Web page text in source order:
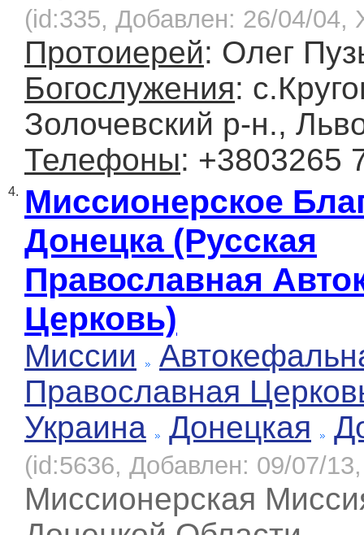
(id:335, Добавлен: 26/04/04,
Протоиерей: Олег
Богослужения:
Золочевский р-н.,
Телефоны: +3803265
4. Миссионерское
Донецка (Русская
Православная
Церковь)
Миссии
Православная
Украина
Донецкая
(id:5636, Добавлен: 09/07/
Миссионерская